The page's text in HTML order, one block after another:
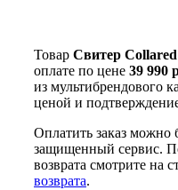
Товар Свитер
оплате по цене 39 990
из мультибрендового
ценой и
Оплатить заказ можно
защищенный сервис.
возврата смотрите на
возврата.